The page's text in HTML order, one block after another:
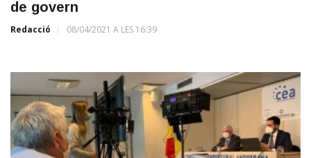
de govern
Redacció 08/04/2021 A LES 16:39